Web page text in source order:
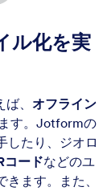
ル化を実
、 オフライン
す。Jotformの
したり、ジオロ
コードなどのユ
ます。また、